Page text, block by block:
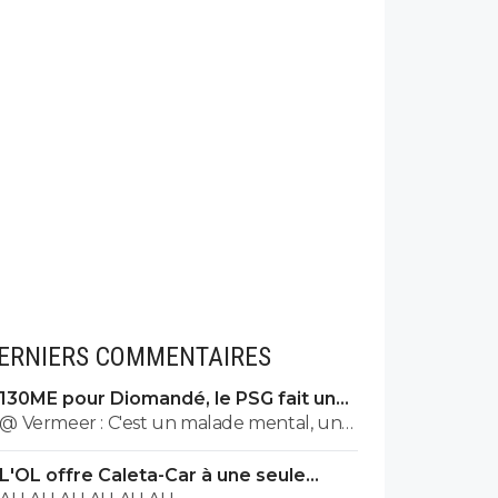
COMMENTAIRES
130ME pour Diomandé, le PSG fait une
nouvelle offre
@ Vermeer : C'est un malade mental, un
cas très très grave. Beaucoup plus grave
que l'autre porc sur maxi.
L'OL offre Caleta-Car à une seule